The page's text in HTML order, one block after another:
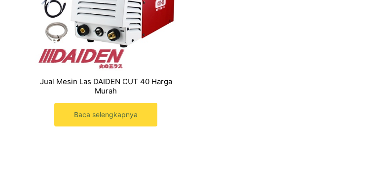
Jual Mesin Las DAIDEN CUT 40 Harga
Murah
Baca selengkapnya